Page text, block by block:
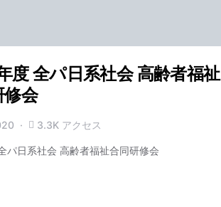
度 全パ日系社会 高齢者福祉
修会
3.3K アクセス
パ日系社会 高齢者福祉合同研修会